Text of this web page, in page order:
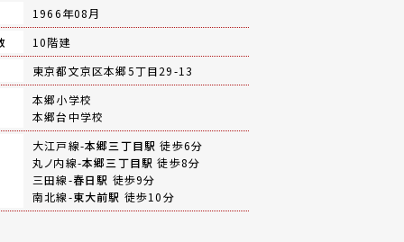
1966年08月
10階建
東京都文京区本郷5丁目29-13
本郷小学校
本郷台中学校
大江戸線-本郷三丁目駅 徒歩6分
丸ノ内線-本郷三丁目駅 徒歩8分
三田線-春日駅 徒歩9分
南北線-東大前駅 徒歩10分